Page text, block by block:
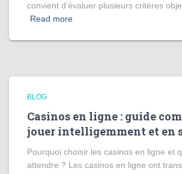
convient d’évaluer plusieurs critères
Read more
BLOG
Casinos en ligne : guide
jouer intelligemment et en
Pourquoi choisir les casinos en ligne et
attendre ? Les casinos en ligne ont